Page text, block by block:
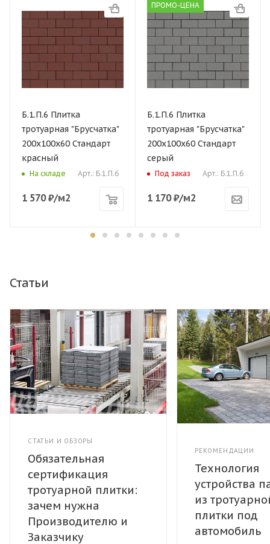
Б.1.П.6 Плитка
тротуарная "Брусчатка"
200х100х60 Стандарт
красный
На складе Арт.: Б.1.П.6
1 570₽/м2
ПРОМО-ЦЕНА
Б.1.П.6 Плитка
тротуарная "Брусчатка"
200х100х60 Стандарт
серый
Под заказ Арт.: Б.1.П.6
1 170₽/м2
Статьи
СТАТЬИ И ОБЗОРЫ
Обязательная
сертификация
тротуарной плитки:
зачем нужна
Производителю и
Заказчику
РЕКОМЕНДАЦИИ
Технология
устройства
из
плитки под
автомобиль